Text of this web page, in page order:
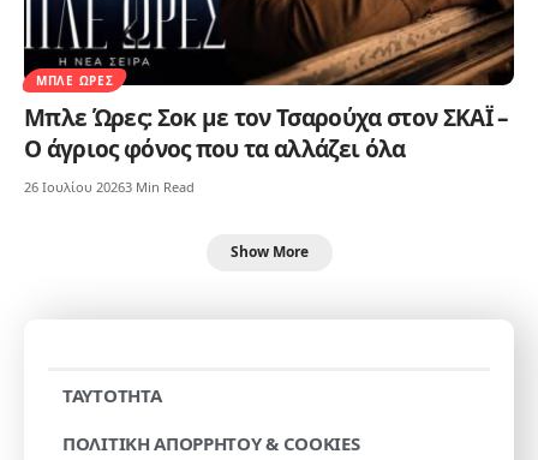
ΜΠΛΕ ΏΡΕΣ
Μπλε Ώρες: Σοκ με τον Τσαρούχα στον ΣΚΑΪ –
Ο άγριος φόνος που τα αλλάζει όλα
26 Ιουλίου 20263 Min Read
Show More
TAYTOTHTA
ΠΟΛΙΤΙΚΗ ΑΠΟΡΡΗΤΟΥ & COOKIES